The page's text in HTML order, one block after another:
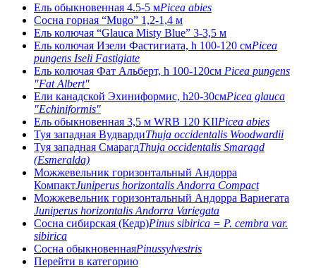
Ель обыкновенная 4.5-5 мPicea abies
Сосна горная “Mugo” 1,2-1,4 м
Ель колючая “Glauca Misty Blue” 3-3,5 м
Ель колючая Изели Фастигиата, h 100-120 смPicea
pungens Iseli Fastigiate
Ель колючая Фат Альберт, h 100-120см Picea pungens
"Fat Albert"
Ели канадской Эхиниформис, h20-30смPicea glauca
"Echiniformis"
Ель обыкновенная 3,5 м WRB 120 KIIPicea abies
Туя западная ВудвардиThuja occidentalis Woodwardii
Туя западная СмарагдThuja occidentalis Smaragd
(Esmeralda)
Можжевельник горизонтальный Андорра
КомпактJuniperus horizontalis Andorra Compact
Можжевельник горизонтальный Андорра Вариегата
Juniperus horizontalis Andorra Variegata
Сосна сибирская (Кедр)Pinus sibirica = P. cembra var.
sibirica
Сосна обыкновеннаяPinussylvestris
Перейти в категорию